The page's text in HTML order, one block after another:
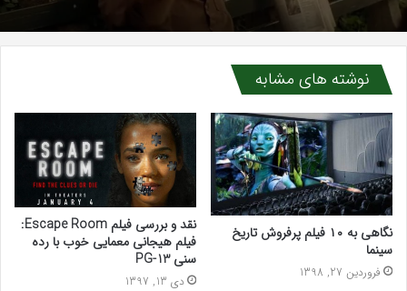
نوشته های مشابه
نگاهی به ۱۰ فیلم پرفروش تاریخ
سینما
فروردین 27, 1398
نقد و بررسی فیلم Escape Room:
فیلم هیجانی معمایی خوب با رده
سنی PG-13
دی 13, 1397